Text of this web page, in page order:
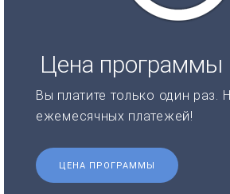
Цена программы
Вы платите только один раз.
ежемесячных платежей!
ЦЕНА ПРОГРАММЫ